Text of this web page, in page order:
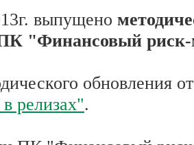
выпущено
"Финансовый
обновления
релизах".